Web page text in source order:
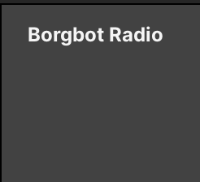
Borgbot Radio